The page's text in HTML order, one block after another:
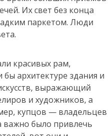
Их свет без конца
паркетом. Люди
красивых рам,
архитектуре здания и
выражающий
и художников, а
купцов — владельцев
важно было привлечь